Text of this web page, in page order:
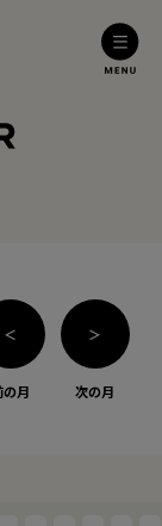
＜
の月
＞
次の月